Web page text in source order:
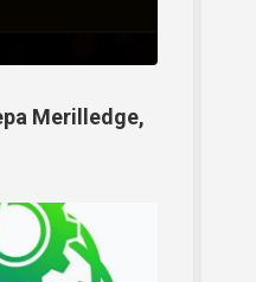
Merilledge,